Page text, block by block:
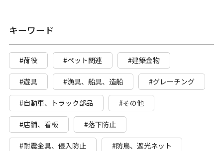
キーワード
#荷役 #ペット関連 #建築金物
#遊具 #漁具、船具、造船 #グレーチング
#自動車、トラック部品 #その他
#店舗、看板 #落下防止
#耐震金具、侵入防止 #防鳥、遮光ネット